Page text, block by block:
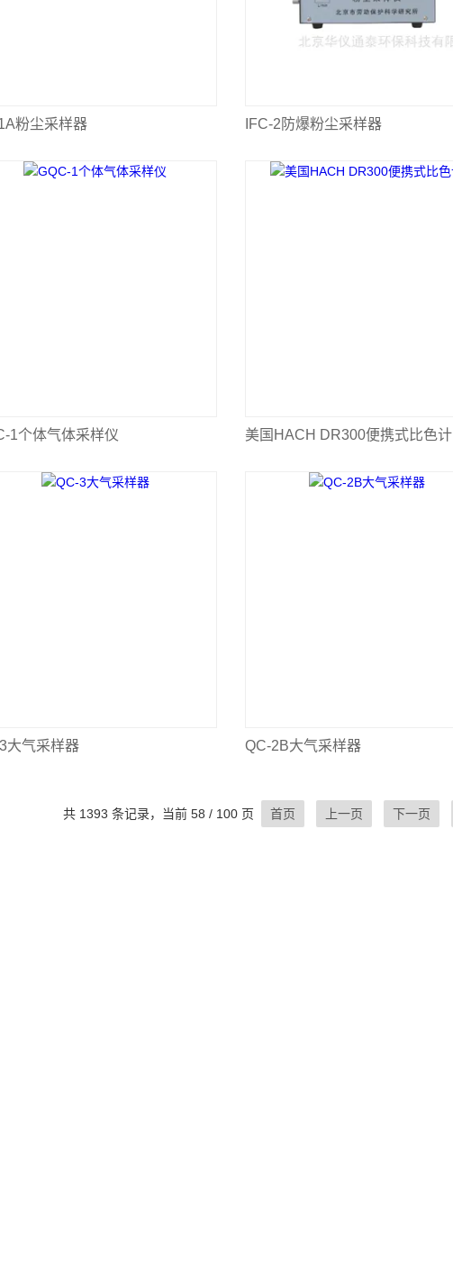
粉尘采样器 IFC-2防爆粉尘采样器
1个体气体采样仪 美国HACH DR300便携式比色计
大气采样器 QC-2B大气采样器
共 1393 条记录，当前 58 / 100 页 首页 上一页 下一页